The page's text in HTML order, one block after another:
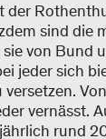
der
sind die
von
jeder sich
vernässt.
rund